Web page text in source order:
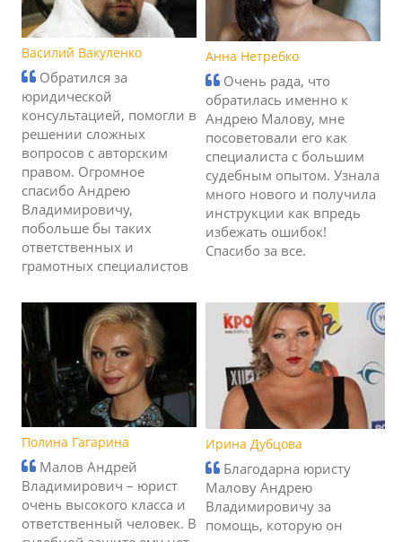
Василий Вакуленко
Обратился за
юридической
консультацией, помогли в
решении сложных
вопросов с авторским
правом. Огромное
спасибо Андрею
Владимировичу,
побольше бы таких
ответственных и
грамотных специалистов
Анна Нетребко
Очень рада, что
обратилась именно к
Андрею Малову, мне
посоветовали его как
специалиста с большим
судебным опытом. Узнала
много нового и получила
инструкции как впредь
избежать ошибок!
Спасибо за все.
Полина Гагарина
Малов Андрей
Владимирович – юрист
очень высокого класса и
ответственный человек. В
Ирина Дубцова
Благодарна юристу
Малову Андрею
Владимировичу за
помощь, которую он